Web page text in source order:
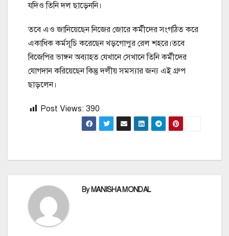
যদিও তিনি দল ছাড়েননি।
তবে এও জানিয়েছেন নিজের জোরে কর্মীদের সংগঠিত করে
একাধিক কর্মসূচি করেছেন খড়গোপুর রেল শহরে।তবে
বিজেপির ভাঙ্গন অব্যাহত যেখানে সেখানে তিনি কর্মীদের
যোগদান করিয়েছেন কিন্তু দলীয় সমস্যার জন্য এই গ্রুপ
ছাড়লেন।
Post Views: 390
By MANISHA MONDAL